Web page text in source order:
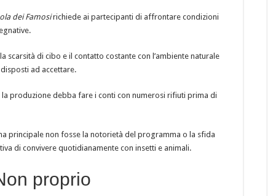
dei Famosirichiede ai partecipanti di affrontare condizioni
scarsità di cibo e il contatto costante con l’ambiente naturale
ad accettare.
produzione debba fare i conti con numerosi rifiuti prima di
principale non fosse la notorietà del programma o la sfida
di convivere quotidianamente con insetti e animali.
proprio